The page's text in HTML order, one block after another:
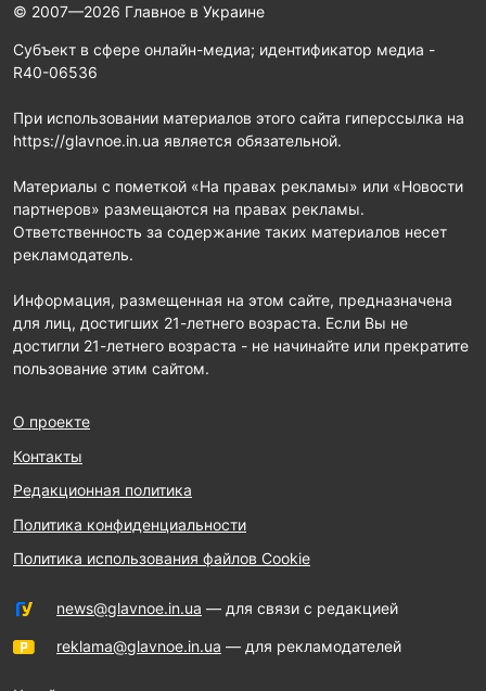
© 2007—2026 Главное в Украине
Субъект в сфере онлайн-медиа; идентификатор медиа -
R40-06536
При использовании материалов этого сайта гиперссылка на
https://glavnoe.in.ua является обязательной.
Материалы с пометкой «На правах рекламы» или «Новости
партнеров» размещаются на правах рекламы.
Ответственность за содержание таких материалов несет
рекламодатель.
Информация, размещенная на этом сайте, предназначена
для лиц, достигших 21-летнего возраста. Если Вы не
достигли 21-летнего возраста - не начинайте или прекратите
пользование этим сайтом.
О проекте
Контакты
Редакционная политика
Политика конфиденциальности
Политика использования файлов Cookie
news@glavnoe.in.ua — для связи с редакцией
reklama@glavnoe.in.ua — для рекламодателей